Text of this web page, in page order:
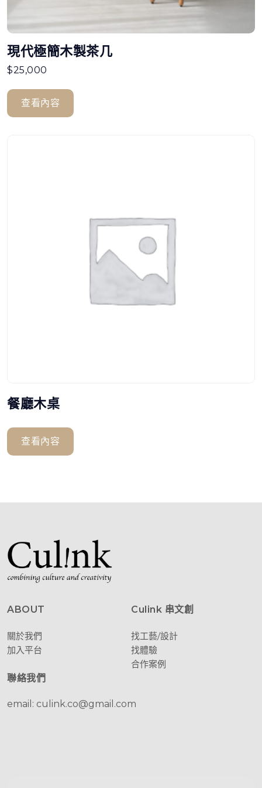
現代極簡木製茶几
$25,000
查看內容
餐廳木桌
查看內容
ABOUT
關於我們
加入平台
Culink 串文創
找工藝/設計
找體驗
合作案例
聯絡我們
email: culink.co@gmail.com